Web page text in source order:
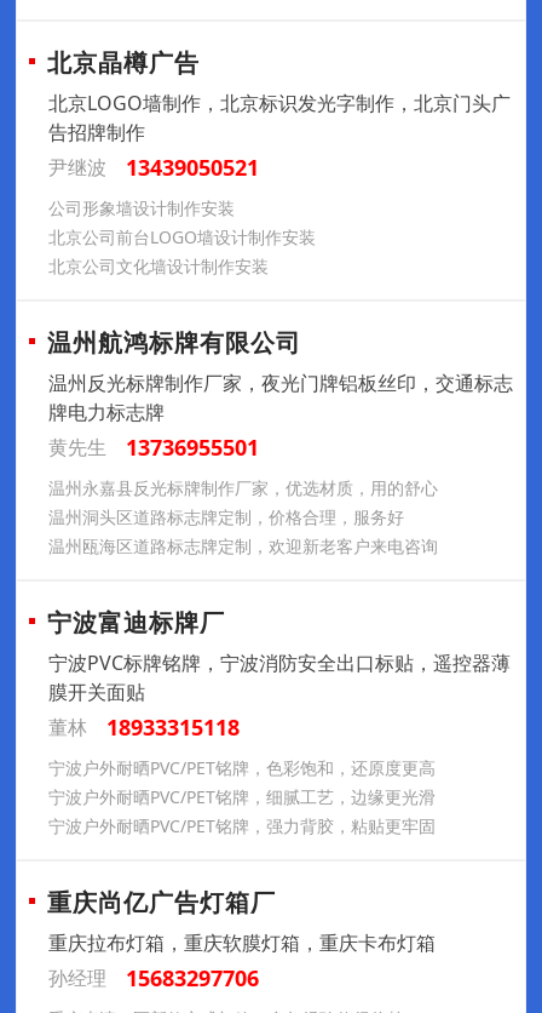
北京晶樽广告
北京LOGO墙制作，北京标识发光字制作，北京门头广
告招牌制作
尹继波
13439050521
公司形象墙设计制作安装
北京公司前台LOGO墙设计制作安装
北京公司文化墙设计制作安装
温州航鸿标牌有限公司
温州反光标牌制作厂家，夜光门牌铝板丝印，交通标志
牌电力标志牌
黄先生
13736955501
温州永嘉县反光标牌制作厂家，优选材质，用的舒心
温州洞头区道路标志牌定制，价格合理，服务好
温州瓯海区道路标志牌定制，欢迎新老客户来电咨询
宁波富迪标牌厂
宁波PVC标牌铭牌，宁波消防安全出口标贴，遥控器薄
膜开关面贴
董林
18933315118
宁波户外耐晒PVC/PET铭牌，色彩饱和，还原度更高
宁波户外耐晒PVC/PET铭牌，细腻工艺，边缘更光滑
宁波户外耐晒PVC/PET铭牌，强力背胶，粘贴更牢固
重庆尚亿广告灯箱厂
重庆拉布灯箱，重庆软膜灯箱，重庆卡布灯箱
孙经理
15683297706